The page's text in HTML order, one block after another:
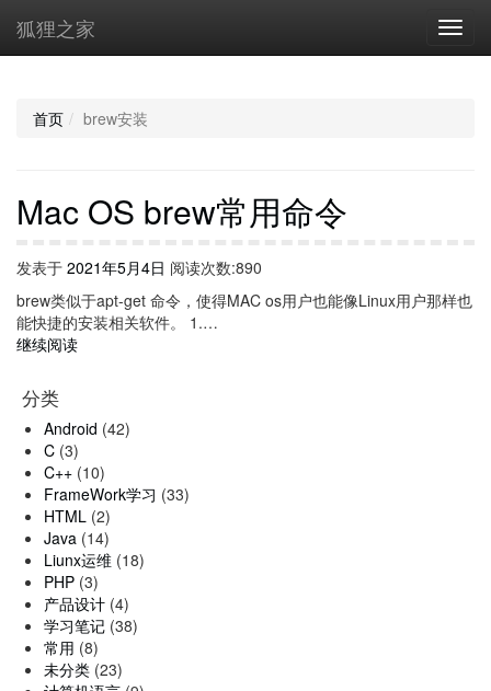
狐狸之家
首页 brew安装
Mac OS brew常用命令
发表于 2021年5月4日 阅读次数:890
brew类似于apt-get 命令，使得MAC os用户也能像Linux用户那样也
能快捷的安装相关软件。 1.…
继续阅读
分类
Android (42)
C (3)
C++ (10)
FrameWork学习 (33)
HTML (2)
Java (14)
Liunx运维 (18)
PHP (3)
产品设计 (4)
学习笔记 (38)
常用 (8)
未分类 (23)